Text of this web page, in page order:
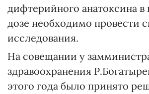
дифтерийного анатоксина в
дозе необходимо провести
исследования.
На совещании у
здравоохранения
этого года было принято